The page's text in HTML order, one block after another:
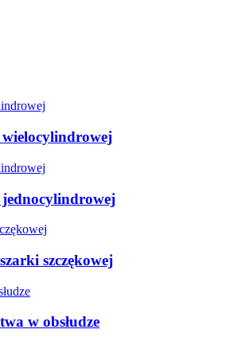
wielocylindrowej
jednocylindrowej
szczękowej
w obsłudze